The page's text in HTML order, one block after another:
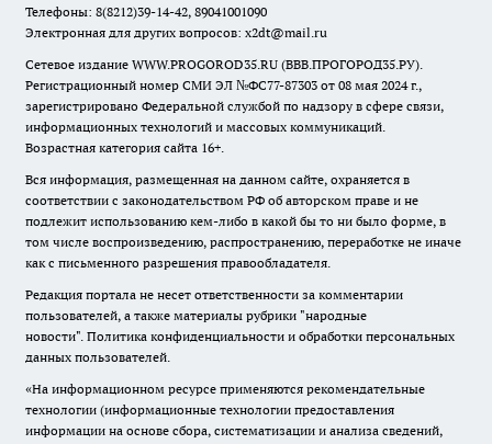
Телефоны: 8(8212)39-14-42, 89041001090
Электронная для других вопросов: x2dt@mail.ru
Сетевое издание WWW.PROGOROD35.RU (ВВВ.ПРОГОРОД35.РУ).
Регистрационный номер СМИ ЭЛ №ФС77-87303 от 08 мая 2024 г.,
зарегистрировано Федеральной службой по надзору в сфере связи,
информационных технологий и массовых коммуникаций.
Возрастная категория сайта 16+.
Вся информация, размещенная на данном сайте, охраняется в
соответствии с законодательством РФ об авторском праве и не
подлежит использованию кем-либо в какой бы то ни было форме, в
том числе воспроизведению, распространению, переработке не иначе
как с письменного разрешения правообладателя.
Редакция портала не несет ответственности за комментарии
пользователей, а также материалы рубрики "народные
новости". Политика конфиденциальности и обработки персональных
данных пользователей.
«На информационном ресурсе применяются рекомендательные
технологии (информационные технологии предоставления
информации на основе сбора, систематизации и анализа сведений,